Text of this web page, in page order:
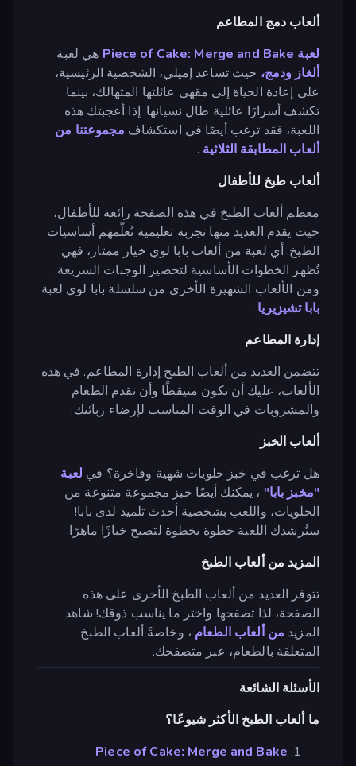
ألعاب دمج المطاعم
لعبة Piece of Cake: Merge and Bake
هي لعبة
ألغاز ودمج، حيث تساعد إميلي، الشخصية الرئيسية،
على إعادة الحياة إلى مقهى عائلتها المتهالك، بينما
تكشف أسرارًا عائلية طال نسيانها. إذا أعجبتك هذه
اللعبة، فقد ترغب أيضًا في استكشاف مجموعتنا من
ألعاب المطابقة الثلاثية .
ألعاب طبخ للأطفال
معظم ألعاب الطبخ في هذه الصفحة رائعة للأطفال،
حيث يقدم العديد منها تجربة تعليمية تُعلّمهم أساسيات
الطبخ. أي لعبة من ألعاب بابا لوي خيار ممتاز، فهي
تُظهر الخطوات الأساسية لتحضير الوجبات السريعة.
ومن الألعاب الشهيرة الأخرى من سلسلة بابا لوي لعبة
بابا تشيزيريا .
إدارة المطاعم
تتضمن العديد من ألعاب الطبخ إدارة المطاعم. في هذه
الألعاب، عليك أن تكون متيقظًا وأن تقدم الطعام
والمشروبات في الوقت المناسب لإرضاء زبائنك.
ألعاب الخبز
هل ترغب في خبز حلويات شهية وفاخرة؟ في لعبة
"مخبز بابا" ، يمكنك أيضًا خبز مجموعة متنوعة من
الحلويات، واللعب بشخصية أحدث تلميذ لدى بابا!
ستُرشدك اللعبة خطوة بخطوة لتصبح خبازًا ماهرًا.
المزيد من ألعاب الطبخ
تتوفر العديد من ألعاب الطبخ الأخرى على هذه
الصفحة، لذا تصفحها واختر ما يناسب ذوقك! شاهد
المزيد من ألعاب الطعام ، وخاصةً ألعاب الطبخ
المتعلقة بالطعام، عبر متصفحك.
الأسئلة الشائعة
ما ألعاب الطبخ الأكثر شيوعًا؟
Piece of Cake: Merge and Bake